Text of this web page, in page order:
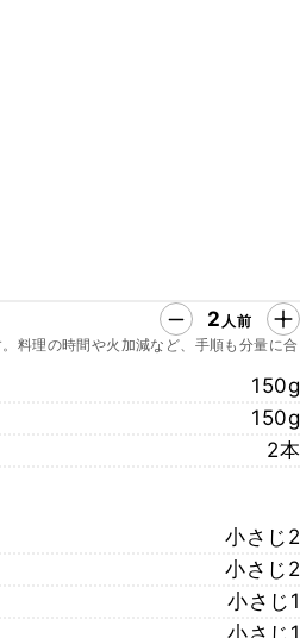
2 人前
料理の時間や火加減など、手順も分量に合
150g
150g
2本
小さじ2
小さじ2
小さじ1
小さじ1